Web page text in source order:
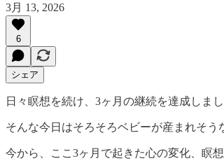
3月 13, 2026
6
シェア
日々瞑想を続け、3ヶ月の継続を達成しまし
そんな今日はそろそろベビーが産まれそ
今から、ここ3ヶ月で起きた心の変化、瞑